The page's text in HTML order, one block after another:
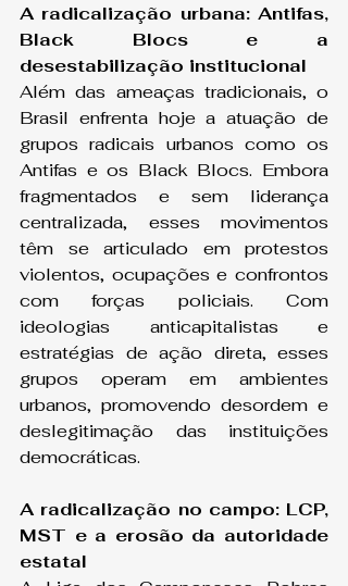
A radicalização urbana: Antifas,
Black Blocs e a
desestabilização institucional
Além das ameaças tradicionais, o
Brasil enfrenta hoje a atuação de
grupos radicais urbanos como os
Antifas e os Black Blocs. Embora
fragmentados e sem liderança
centralizada, esses movimentos
têm se articulado em protestos
violentos, ocupações e confrontos
com forças policiais. Com
ideologias anticapitalistas e
estratégias de ação direta, esses
grupos operam em ambientes
urbanos, promovendo desordem e
deslegitimação das instituições
democráticas.
A radicalização no campo: LCP,
MST e a erosão da autoridade
estatal